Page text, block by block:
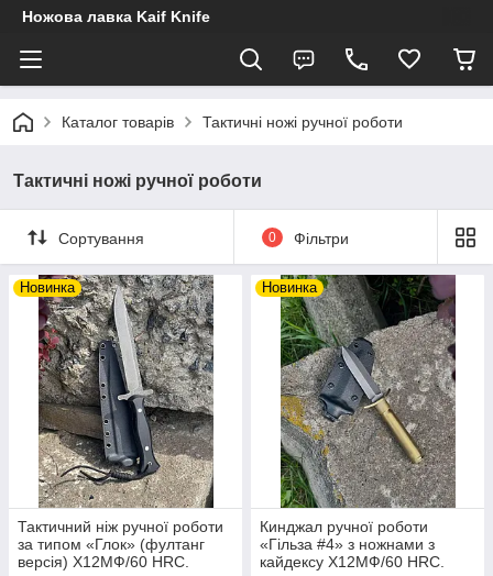
Ножова лавка Kaif Knife
Каталог товарів Тактичні ножі ручної роботи
Тактичні ножі ручної роботи
Сортування 0 Фільтри
Новинка
Тактичний ніж ручної роботи
за типом «Глок» (фултанг
версія) Х12МФ/60 HRC.
Новинка
Кинджал ручної роботи
«Гільза #4» з ножнами з
кайдексу Х12МФ/60 HRC.